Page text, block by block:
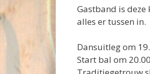
Gastband is deze
alles er tussen in.
Dansuitleg om
Start bal om